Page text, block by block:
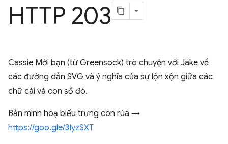
HTTP 203
Cassie Mời bạn (từ Greensock) trò chuyện với Jake về
các đường dẫn SVG và ý nghĩa của sự lộn xộn giữa các
chữ cái và con số đó.
Bản minh hoạ biểu trưng con rùa →
https://goo.gle/3IyzSXT